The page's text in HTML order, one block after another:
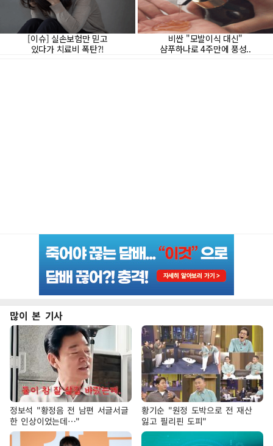
많이 본 기사
정보석 "황정음 전 남편 서글서글
한 인상이었는데…"
황기순 "원정 도박으로 전 재산
잃고 필리핀 도피"